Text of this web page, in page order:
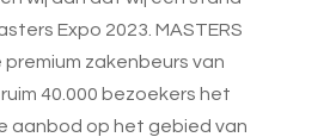
Expo 2023. MASTERS
premium zakenbeurs van
40.000 bezoekers het
aanbod op het gebied van